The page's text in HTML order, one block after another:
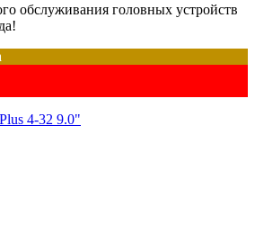
обслуживания головных устройств
4-32 9.0"